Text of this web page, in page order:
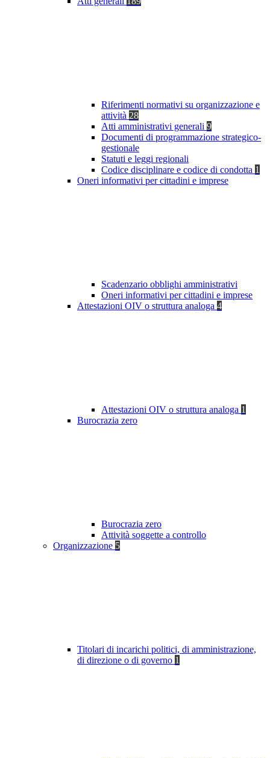
Riferimenti normativi su organizzazione e
attività 28
Atti amministrativi generali 9
Documenti di programmazione strategico-
gestionale
Statuti e leggi regionali
Codice disciplinare e codice di condotta 1
Oneri informativi per cittadini e imprese
Scadenzario obblighi amministrativi
Oneri informativi per cittadini e imprese
Attestazioni OIV o struttura analoga 4
Attestazioni OIV o struttura analoga 1
Burocrazia zero
Burocrazia zero
Attività soggette a controllo
Organizzazione 5
Titolari di incarichi politici, di amministrazione,
di direzione o di governo 1